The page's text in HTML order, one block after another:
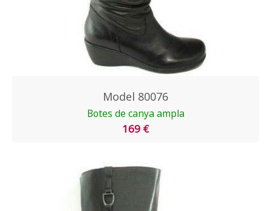
Model 80076
Botes de canya ampla
169 €